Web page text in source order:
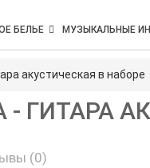
БЕЛЬЕ МУЗЫКАЛЬНЫЕ
акустическая в наборе
-
(0)